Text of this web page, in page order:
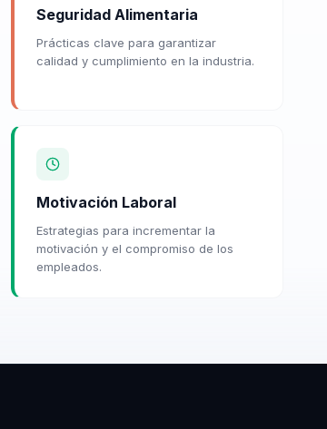
Seguridad Alimentaria
Prácticas clave para garantizar
calidad y cumplimiento en la industria.
Motivación Laboral
Estrategias para incrementar la
motivación y el compromiso de los
empleados.